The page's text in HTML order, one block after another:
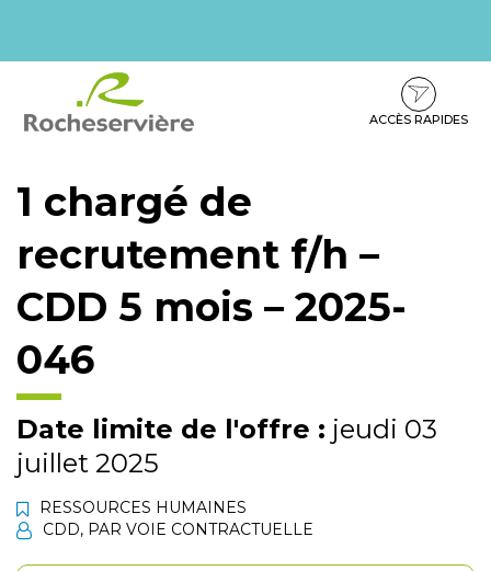
contenu
pied
ACCÈS RAPIDES
1 chargé de
recrutement f/h –
CDD 5 mois – 2025-
046
Date limite de l'offre : jeudi 03
juillet 2025
RESSOURCES HUMAINES
CDD, PAR VOIE CONTRACTUELLE